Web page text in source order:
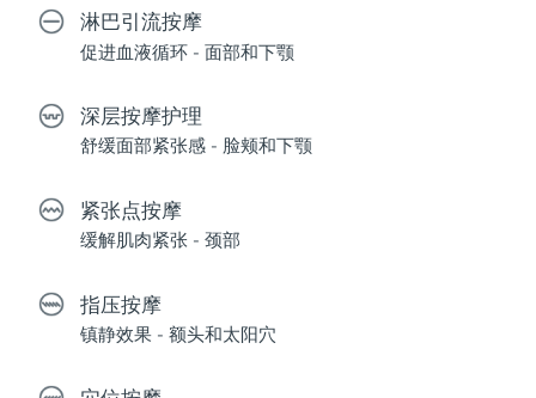
淋巴引流按摩
促进血液循环 - 面部和下颚
深层按摩护理
舒缓面部紧张感 - 脸颊和下颚
紧张点按摩
缓解肌肉紧张 - 颈部
指压按摩
镇静效果 - 额头和太阳穴